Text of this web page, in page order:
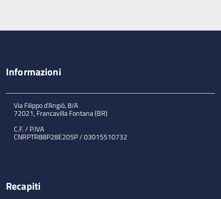
Informazioni
Via Filippo d'Angiò, 8/A
72021, Francavilla Fontana (BR)
C.F. / P.IVA
CNRPTR88P28E205P / 03015510732
Recapiti